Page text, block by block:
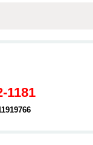
1181